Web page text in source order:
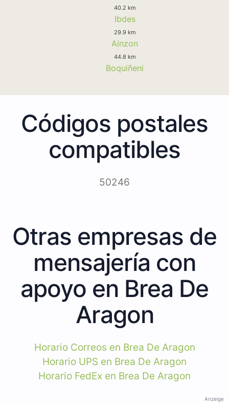
40.2 km
Ibdes
29.9 km
Ainzon
44.8 km
Boquiñeni
Códigos postales
compatibles
50246
Otras empresas de
mensajería con
apoyo en Brea De
Aragon
Horario Correos en Brea De Aragon
Horario UPS en Brea De Aragon
Horario FedEx en Brea De Aragon
Anzeige